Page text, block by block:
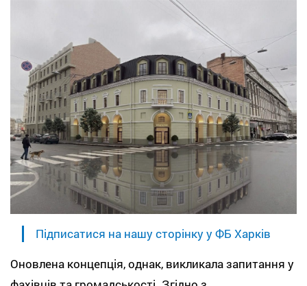
Підписатися на нашу сторінку у ФБ Харків
Оновлена концепція, однак, викликала запитання у